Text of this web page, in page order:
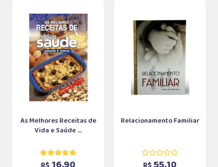
As Melhores Receitas de
Vida e Saúde ...
Relacionamento Familiar